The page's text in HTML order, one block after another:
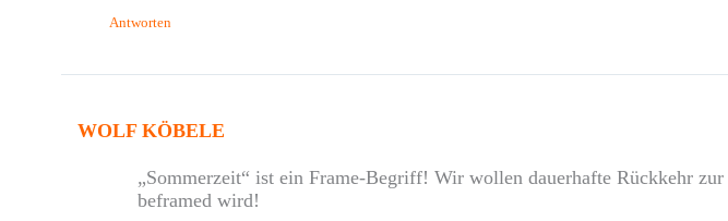
Antworten
WOLF KÖBELE
„Sommerzeit“ ist ein Frame-Begriff! Wir wollen dauerhafte Rückkehr
beframed wird!